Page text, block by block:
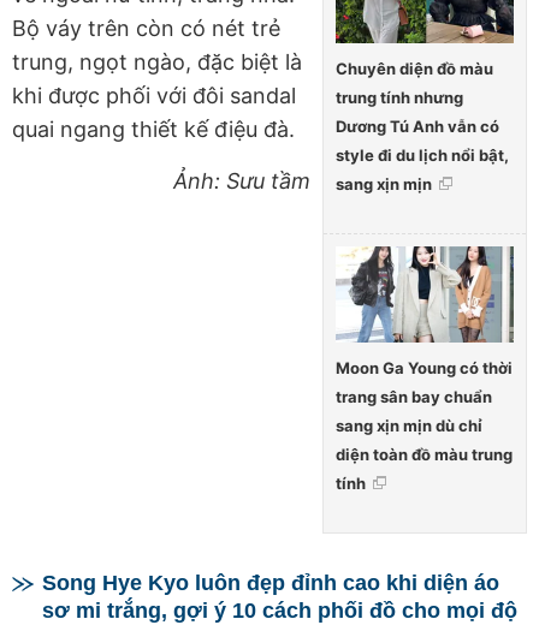
Chuyên diện đồ màu
trung tính nhưng
Dương Tú Anh vẫn có
style đi du lịch nổi bật,
sang xịn mịn
Moon Ga Young có thời
trang sân bay chuẩn
sang xịn mịn dù chỉ
diện toàn đồ màu trung
tính
Bộ váy trên còn có nét trẻ
trung, ngọt ngào, đặc biệt là
khi được phối với đôi sandal
quai ngang thiết kế điệu đà.
Ảnh: Sưu tầm
Song Hye Kyo luôn đẹp đỉnh cao khi diện áo
sơ mi trắng, gợi ý 10 cách phối đồ cho mọi độ